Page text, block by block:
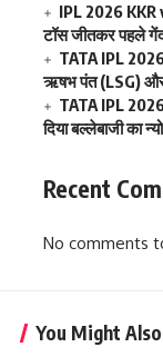
IPL 2026 KKR
टॉस जीतकर पहले
TATA IPL
ऋषभ पंत (LSG)
TATA IPL
दिया बल्लेबाजी का
Recent
No comments
You Might